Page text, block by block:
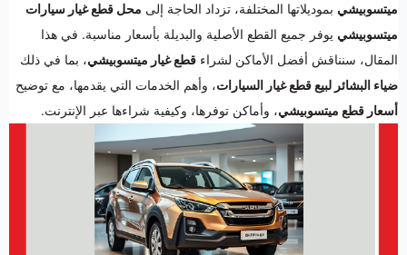
ميتسوبيشي بموديلاتها المختلفة، تزداد الحاجة إلى محل قطع غيار سيارات
ميتسوبيشي يوفر جميع القطع الأصلية والبديلة بأسعار مناسبة. في هذا
المقال، سنناقش أفضل الأماكن لشراء قطع غيار ميتسوبيشي، بما في ذلك
ضياء البشائر لبيع قطع غيار السيارات، وأهم الخدمات التي يقدمها، مع توضيح
أسعار قطع ميتسوبيشي، وأماكن توفرها، وكيفية شراءها عبر الإنترنت.